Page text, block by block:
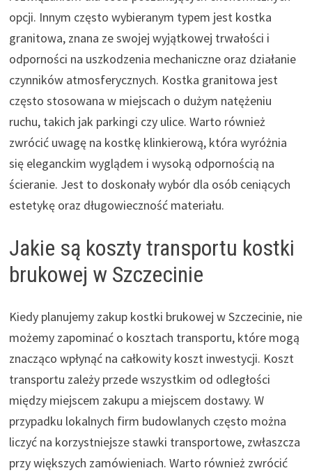
opcji. Innym często wybieranym typem jest kostka
granitowa, znana ze swojej wyjątkowej trwałości i
odporności na uszkodzenia mechaniczne oraz działanie
czynników atmosferycznych. Kostka granitowa jest
często stosowana w miejscach o dużym natężeniu
ruchu, takich jak parkingi czy ulice. Warto również
zwrócić uwagę na kostkę klinkierową, która wyróżnia
się eleganckim wyglądem i wysoką odpornością na
ścieranie. Jest to doskonały wybór dla osób ceniących
estetykę oraz długowieczność materiału.
Jakie są koszty transportu kostki
brukowej w Szczecinie
Kiedy planujemy zakup kostki brukowej w Szczecinie, nie
możemy zapominać o kosztach transportu, które mogą
znacząco wpłynąć na całkowity koszt inwestycji. Koszt
transportu zależy przede wszystkim od odległości
między miejscem zakupu a miejscem dostawy. W
przypadku lokalnych firm budowlanych często można
liczyć na korzystniejsze stawki transportowe, zwłaszcza
przy większych zamówieniach. Warto również zwrócić